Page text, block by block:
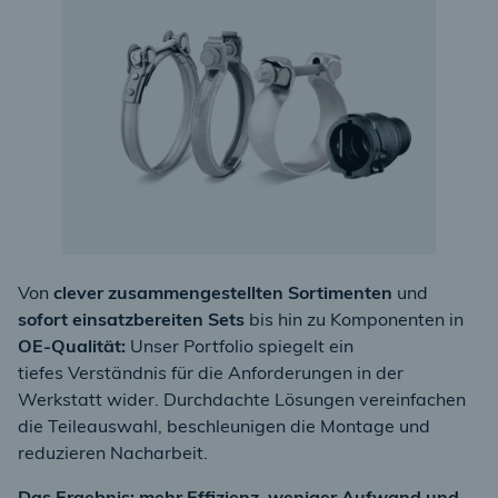
Von clever zusammengestellten Sortimenten und
sofort einsatzbereiten Sets bis hin zu Komponenten in
OE-Qualität: Unser Portfolio spiegelt ein
tiefes Verständnis für die Anforderungen in der
Werkstatt wider. Durchdachte Lösungen vereinfachen
die Teileauswahl, beschleunigen die Montage und
reduzieren Nacharbeit.